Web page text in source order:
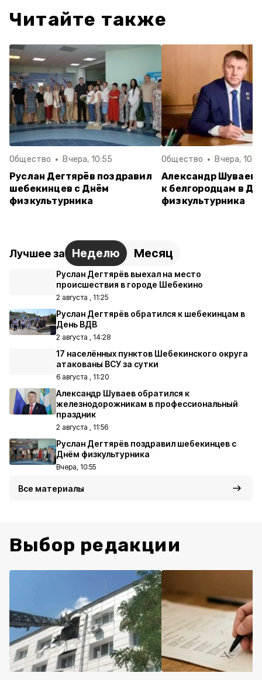
Читайте также
Общество Вчера, 10:55
Руслан Дегтярёв поздравил
шебекинцев с Днём
физкультурника
Общество Вчера,
Александр Шуваев
к белгородцам в
физкультурника
Лучшее за Неделю Месяц
Руслан Дегтярёв выехал на место
происшествия в городе Шебекино
2 августа , 11:25
Руслан Дегтярёв обратился к шебекинцам в
День ВДВ
2 августа , 14:28
17 населённых пунктов Шебекинского округа
атакованы ВСУ за сутки
6 августа , 11:20
Александр Шуваев обратился к
железнодорожникам в профессиональный
праздник
2 августа , 11:56
Руслан Дегтярёв поздравил шебекинцев с
Днём физкультурника
Вчера, 10:55
Все материалы
Выбор редакции